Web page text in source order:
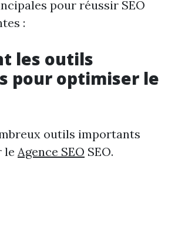
pour réussir SEO
:
les outils
pour optimiser le
outils importants
le Agence SEO SEO.